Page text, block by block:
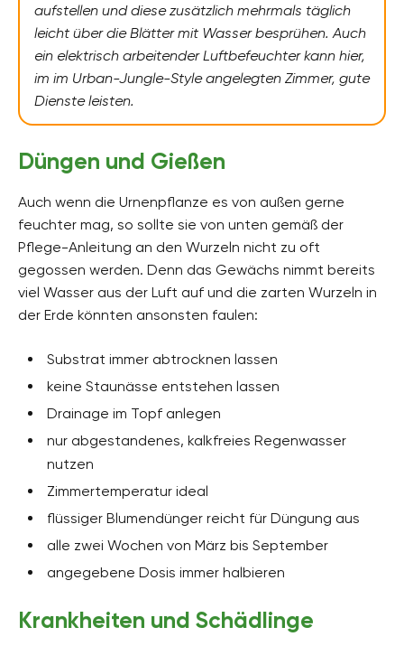
aufstellen und diese zusätzlich mehrmals täglich
leicht über die Blätter mit Wasser besprühen. Auch
ein elektrisch arbeitender Luftbefeuchter kann hier,
im im Urban-Jungle-Style angelegten Zimmer, gute
Dienste leisten.
Düngen und Gießen
Auch wenn die Urnenpflanze es von außen gerne
feuchter mag, so sollte sie von unten gemäß der
Pflege-Anleitung an den Wurzeln nicht zu oft
gegossen werden. Denn das Gewächs nimmt bereits
viel Wasser aus der Luft auf und die zarten Wurzeln in
der Erde könnten ansonsten faulen:
Substrat immer abtrocknen lassen
keine Staunässe entstehen lassen
Drainage im Topf anlegen
nur abgestandenes, kalkfreies Regenwasser
nutzen
Zimmertemperatur ideal
flüssiger Blumendünger reicht für Düngung aus
alle zwei Wochen von März bis September
angegebene Dosis immer halbieren
Krankheiten und Schädlinge